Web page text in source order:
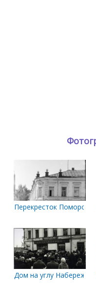
Перекресток
Дом на углу